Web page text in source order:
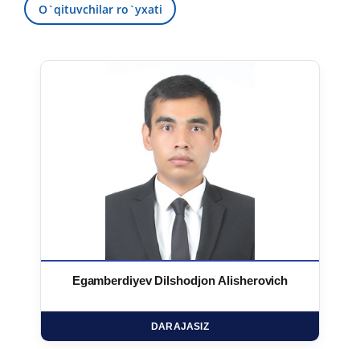
O`qituvchilar ro`yxati
Egamberdiyev Dilshodjon Alisherovich
DARAJASIZ